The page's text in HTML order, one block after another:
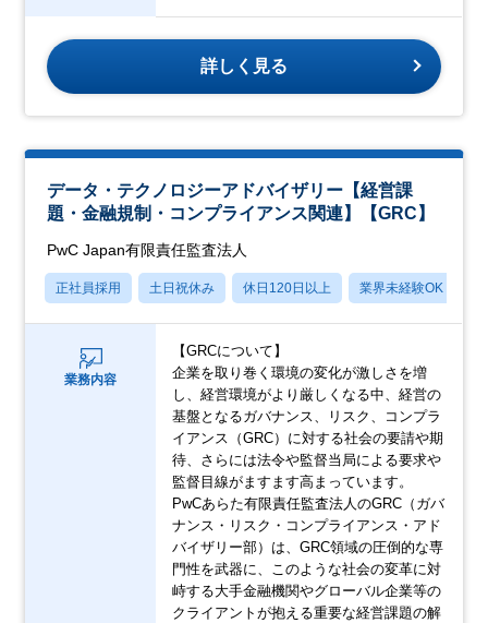
詳しく見る
データ・テクノロジーアドバイザリー【経営課
題・金融規制・コンプライアンス関連】【GRC】
PwC Japan有限責任監査法人
正社員採用 土日祝休み 休日120日以上 業界未経験OK
業務内容
【GRCについて】
企業を取り巻く環境の変化が激しさを増
し、経営環境がより厳しくなる中、経営の
基盤となるガバナンス、リスク、コンプラ
イアンス（GRC）に対する社会の要請や期
待、さらには法令や監督当局による要求や
監督目線がますます高まっています。
PwCあらた有限責任監査法人のGRC（ガバ
ナンス・リスク・コンプライアンス・アド
バイザリー部）は、GRC領域の圧倒的な専
門性を武器に、このような社会の変革に対
峙する大手金融機関やグローバル企業等の
クライアントが抱える重要な経営課題の解